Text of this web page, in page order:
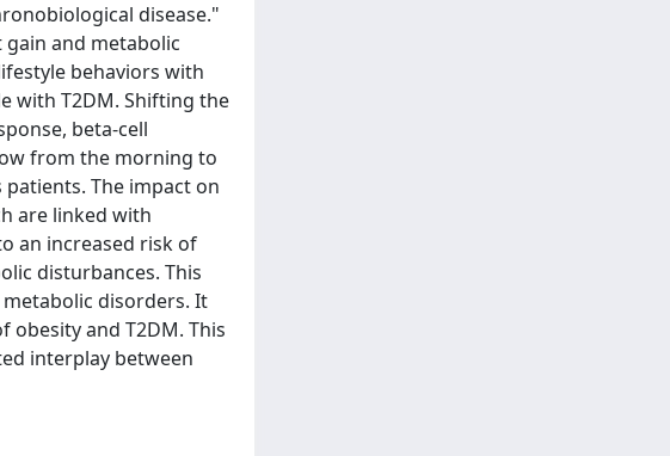
disease."
and metabolic
behaviors with
with T2DM. Shifting the
beta-cell
from the morning to
The impact on
are linked with
an increased risk of
disturbances. This
disorders. It
and T2DM. This
interplay between